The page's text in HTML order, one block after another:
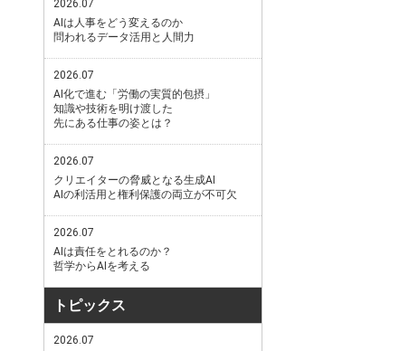
2026.07
AIは人事をどう変えるのか
問われるデータ活用と人間力
2026.07
AI化で進む「労働の実質的包摂」
知識や技術を明け渡した
先にある仕事の姿とは？
2026.07
クリエイターの脅威となる生成AI
AIの利活用と権利保護の両立が不可欠
2026.07
AIは責任をとれるのか？
哲学からAIを考える
トピックス
2026.07